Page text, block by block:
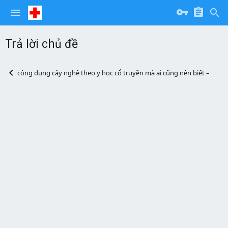
Trả lời chủ đề
công dụng cây nghệ theo y học cổ truyền mà ai cũng nên biết –